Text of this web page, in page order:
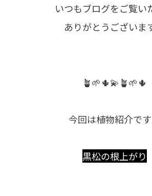
いつもブログをご覧い
ありがとうございま
🪴🌱🌵💫🪴🌱🌵
今回は植物紹介です
黒松の根上がり